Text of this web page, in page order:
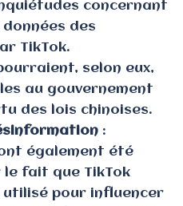
concernant
des
TikTok.
selon eux,
au gouvernement
des lois chinoises.
:
également été
le fait que TikTok
pour influencer